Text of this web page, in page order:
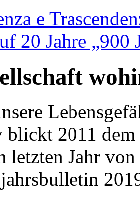
e
20 Jahre „900
blickt 2011
letzten Jahr